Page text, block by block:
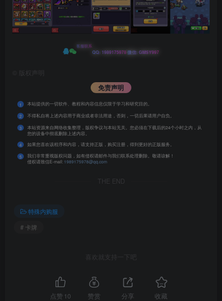
客服联系
QQ: 1989175978微信: GMSY997
版权声明
免责声明
1 本站提供的一切软件、教程和内容信息仅限于学习和研究目的。
2 不得私自将上述内容用于商业或者非法用途，否则，一切后果请用户自负。
3
本站资源来自网络收集整理，版权争议与本站无关。您必须在下载后的24个小时之内，从
您的设备中彻底删除上述内容。
4
如果您喜欢该程序和内容，请支持正版，购买注册，得到更好的正版服务。
5
我们非常重视版权问题，如有侵权请邮件与我们联系处理删除。敬请谅解！
侵权请致信E-mail: 1989175978@qq.com
THE END
特殊内购服
# 卡牌
喜欢就支持一下吧
点赞 10 赞赏 分享 收藏